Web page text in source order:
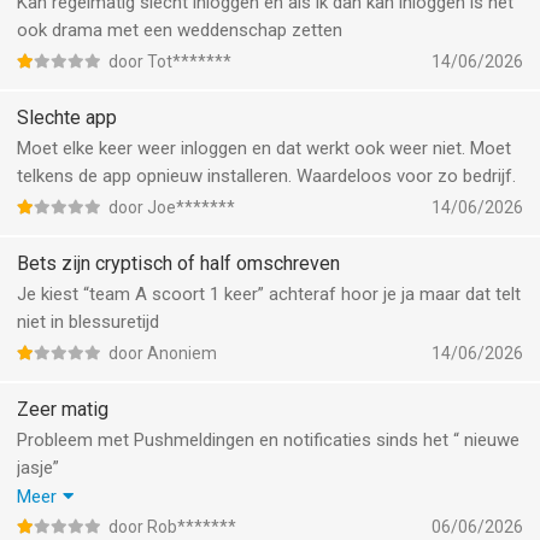
ook drama met een weddenschap zetten
door Tot******* 14/06/2026
Slechte app
Moet elke keer weer inloggen en dat werkt ook weer niet. Moet
telkens de app opnieuw installeren. Waardeloos voor zo bedrijf.
door Joe******* 14/06/2026
Bets zijn cryptisch of half omschreven
Je kiest “team A scoort 1 keer” achteraf hoor je ja maar dat telt
niet in blessuretijd
door Anoniem 14/06/2026
Zeer matig
Probleem met Pushmeldingen en notificaties sinds het “ nieuwe
jasje”
Pushmeldingen en notificaties werken niet ondanks dat ze
allemaal aanstaan ook in de instellingen van de iPhone . Het
Meer
door Rob******* 06/06/2026